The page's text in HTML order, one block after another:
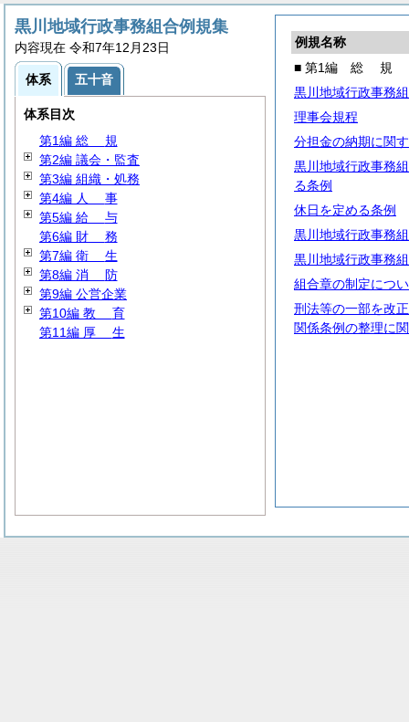
例規名称
■ 第1編 総 規
黒川地域行政事務
理事会規程
分担金の納期に関
黒川地域行政事務
る条例
休日を定める条例
黒川地域行政事務
黒川地域行政事務
組合章の制定につ
刑法等の一部を改
関係条例の整理に
黒川地域行政事務組合例規集
内容現在 令和7年12月23日
体系 五十音
体系目次
第1編 総 規
第2編 議会・監査
第3編 組織・処務
第4編 人 事
第5編 給 与
第6編 財 務
第7編 衛 生
第8編 消 防
第9編 公営企業
第10編 教 育
第11編 厚 生